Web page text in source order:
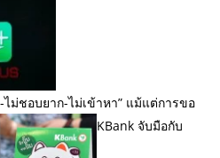
ไม่ชอบยาก-ไม่เข้าหา” แม้แต่การขอ
KBank จับมือกับ